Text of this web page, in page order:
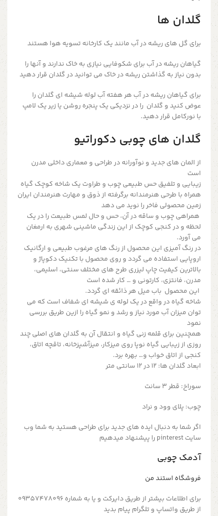
گلدان ها
برای گل های ریشه در آب مانند یک کارخانه تسویه هوا هستند
گیاهان ریشه در آب برای شکوفایی نیازی به خاک ندارند و آنها را
بدون نیاز به گذاشتن ریشه در خاک می توانید در گلدان قرار دهید
برای گیاهان ریشه در آب هر هفته آب لوله شیشه ای گلدان را
عوض کنید و گلدان را در نزدیکی یک پنجره روشن یا زیر یک لامپ
با نورکامل قرار دهید.
گلدان های چوبی دکوراتیو
از المان های جدید و نوآورانه در طراحی و معماری داخلی مدرن
است
زیبایی و تلفیق حس طبیعی چوب و طراوت یک شاخه کوچک گیاه
همراه با طرحی هنرمندانه برگرفته از ذوق و مهارت هنرمندان ایران
زمین محصولی فاخر را نوید می دهد
همراهی چوب و ساقه در آن، حس و حال لمس طبیعت را در یک
لحظه و در کنجی کوچک از این زندگی ماشینی شهری به ارمغان
می آورد.
در رنگ آمیزی این محصول از رنگ های مرغوب طبیعی و ارگانیک
اروپایی استفاده می گردد و روی محصول با تکنیک دکوپاژ و
بالاترین کیفیت چاپ لیزری طرح های مختلف سنتی، اسلیمی،
مدرن، فانتزی، کارتونی و … کار شده است
این محصول باب میل هر ذائقه ای گردد.
شاخه گیاه در واقع در یک لوله ی شیشه ای شفاف است که می
توان میزان آب مورد نیاز و رشد و نمو گیاه را ازین طریق بررسی
نمود
همچنین برای قلمه زنی گیاه و انتقال آن به گلدان های اصلی چند
روزی از زیبایی گیاه نوپا روی میزکار، میزآشپزخانه، تاقچه اتاق،
کنجی از اتاق خواب و… بهره برد.
ابعاد گلدان ها: 12 در 12 سانتی متر
سوراخ: قطر 3 سانت
چوب: پلای وود و نراد
اگر شما به دنبال ایده های جدید برای طراحی هستید به شما وب
سایت pinterest را پیشنهاد میدهیم
آدمک چوبی
فروشگاه استند من
برای اطلاعات بیشتر از طریق دایرکت و یا به شماره 09357478096
از طریق واتساپ و تلگرام پیام بدید